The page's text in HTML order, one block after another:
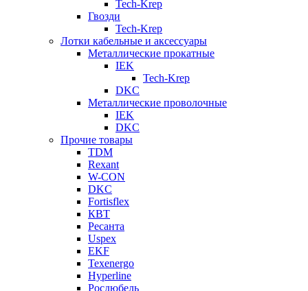
Tech-Krep
Гвозди
Tech-Krep
Лотки кабельные и аксессуары
Металлические прокатные
IEK
Tech-Krep
DKC
Металлические проволочные
IEK
DKC
Прочие товары
TDM
Rexant
W-CON
DKC
Fortisflex
КВТ
Ресанта
Uspex
EKF
Texenergo
Hyperline
Росдюбель